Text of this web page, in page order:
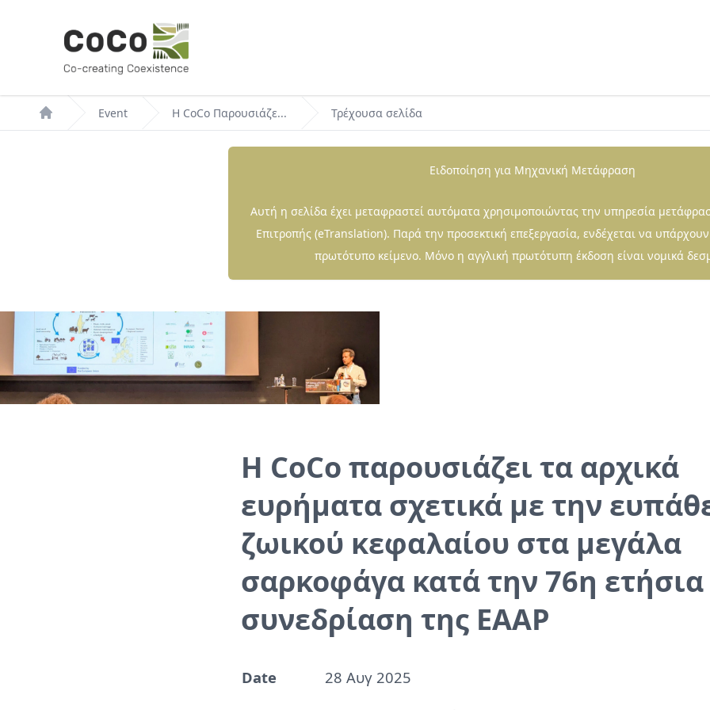
περιεχόμενο
Breadcrumb Event Η CoCo Παρουσιάζε... Τρέχουσα σελίδα
Ειδοποίηση για Μηχανική Μετάφραση
Αυτή η σελίδα έχει μεταφραστεί αυτόματα χρησιμοποιώντας την υπηρεσία
Επιτροπής (eTranslation). Παρά την προσεκτική επεξεργασία, ενδέχεται να
πρωτότυπο κείμενο. Μόνο η αγγλική πρωτότυπη έκδοση είναι νομικά
Hero
Image
Η CoCo παρουσιάζει τα αρχικά
ευρήματα σχετικά με την
ζωικού κεφαλαίου στα μεγάλα
σαρκοφάγα κατά την 76η ετήσια
συνεδρίαση της EAAP
Date
28 Αυγ 2025